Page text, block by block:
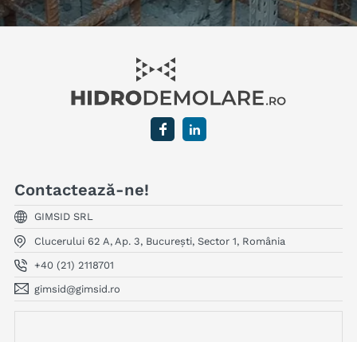
Contactează-ne!
GIMSID SRL
Clucerului 62 A, Ap. 3, București,Sector 1, România
+40 (21) 2118701
gimsid@gimsid.ro